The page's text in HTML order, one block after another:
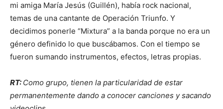
mi amiga María Jesús (Guillén), había rock nacional,
temas de una cantante de Operación Triunfo. Y
decidimos ponerle “Mixtura” a la banda porque no era un
género definido lo que buscábamos. Con el tiempo se
fueron sumando instrumentos, efectos, letras propias.
RT: Como grupo, tienen la particularidad de estar
permanentemente dando a conocer canciones y sacando